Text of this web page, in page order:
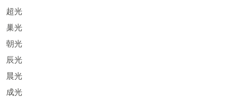
超光
巢光
朝光
辰光
晨光
成光